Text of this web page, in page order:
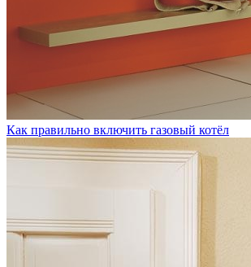
Как правильно включить газовый котёл